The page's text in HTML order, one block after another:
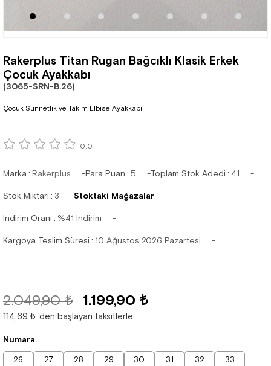
Rakerplus Titan Rugan Bağcıklı Klasik Erkek
Çocuk Ayakkabı
(3065-SRN-B.26)
Çocuk Sünnetlik ve Takım Elbise Ayakkabı
0.0
Marka : Rakerplus Para Puan : 5 Toplam Stok Adedi : 41
Stok Miktarı : 3 Stoktaki Mağazalar
İndirim Oranı : %41 İndirim
Kargoya Teslim Süresi : 10 Ağustos 2026 Pazartesi
2.049,90 ₺ 1.199,90 ₺
114,69 ₺ 'den başlayan taksitlerle
Numara
26 27 28 29 30 31 32
33